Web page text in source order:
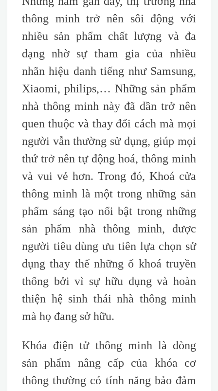
thông minh trở nên sôi động với
nhiều sản phẩm chất lượng và đa
dạng nhờ sự tham gia của nhiều
nhãn hiệu danh tiếng như Samsung,
Xiaomi, philips,… Những sản phẩm
nhà thông minh này đã dần trở nên
quen thuộc và thay đổi cách mà mọi
người vẫn thường sử dụng, giúp mọi
thứ trở nên tự động hoá, thông minh
và vui vẻ hơn. Trong đó, Khoá cửa
thông minh là một trong những sản
phẩm sáng tạo nổi bật trong những
sản phẩm nhà thông minh, được
người tiêu dùng ưu tiên lựa chọn sử
dụng thay thế những ổ khoá truyền
thống bởi vì sự hữu dụng và hoàn
thiện hệ sinh thái nhà thông minh
mà họ đang sở hữu.
Khóa điện tử thông minh là dòng
sản phẩm nâng cấp của khóa cơ
thông thường có tính năng bảo đảm